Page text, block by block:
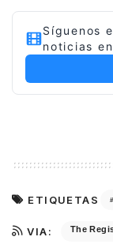
Síguenos
noticias
ETIQUETAS
VIA: The